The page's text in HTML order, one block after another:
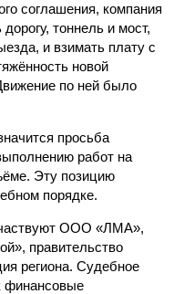
соглашения, компания
тоннель и мост,
и взимать плату с
новой
по ней было
просьба
работ на
Эту позицию
порядке.
ООО «ЛМА»,
правительство
региона. Судебное
финансовые